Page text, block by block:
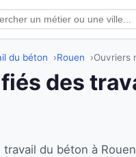
du béton Rouen Ouvriers
des
du béton à